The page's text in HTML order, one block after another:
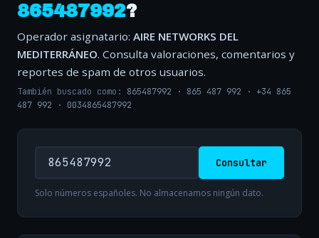
865487992?
Operador asignatario: AIRE NETWORKS DEL
MEDITERRÁNEO. Consulta valoraciones, comentarios y
reportes de spam de otros usuarios.
También buscado como: 865487992 · 865 487 992 · +34 865
487 992 · 0034865487992
Consultar
Solo números españoles. No almacenamos ningún dato.